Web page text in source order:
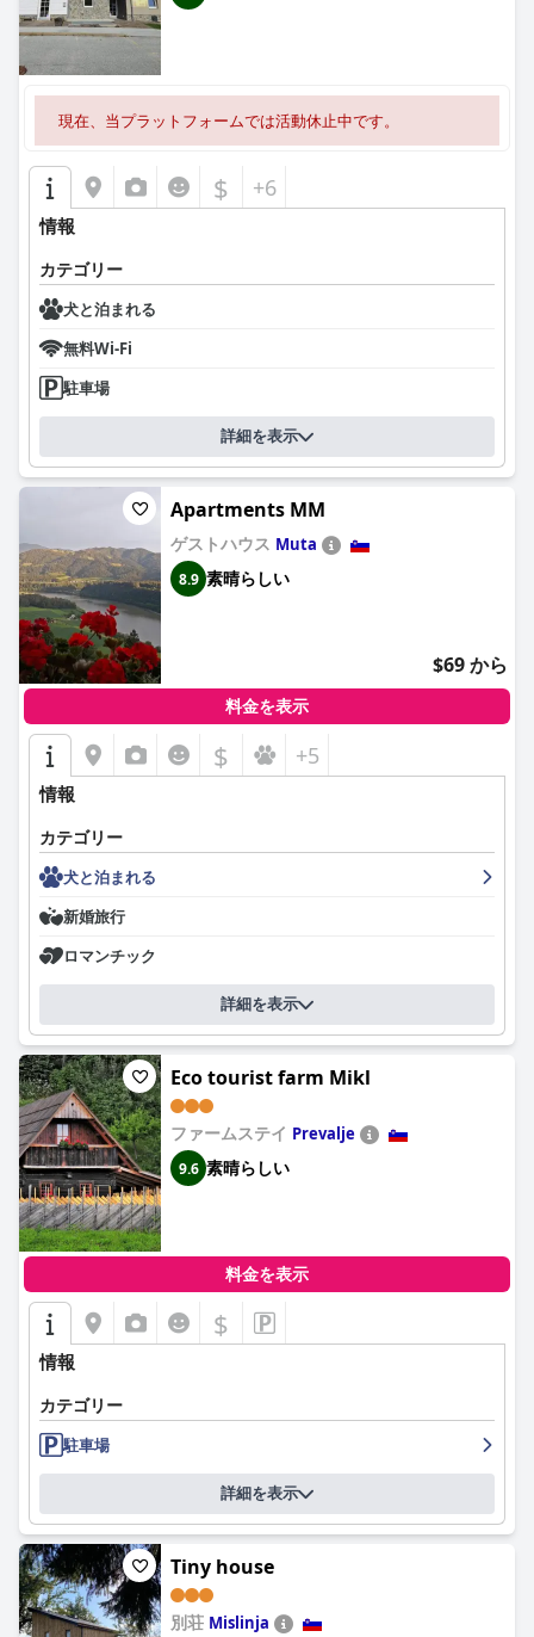
的な環境を作り出しています。
最後に、 Hotel & Hostel Marenberg Radlje
レンドリーさと親切さが高く評価されています。 スタッフとのや
温かい雰囲気を作り出しています。 全体として、このホテルは温
かく快適な体験を提供しており、旅行者にとって魅力的な選択肢
となっています。
現在、当プラットフォームでは活動休止中です。
$ +6
情報
カテゴリー
犬と泊まれる
無料Wi-Fi
駐車場
詳細を表示
Apartments MM
ゲストハウス Muta
8.9 素晴らしい
$69 から
料金を表示
$ +5
情報
カテゴリー
犬と泊まれる
新婚旅行
ロマンチック
詳細を表示
Eco tourist farm Mikl
ファームステイ Prevalje
9.6 素晴らしい
料金を表示
$
情報
カテゴリー
駐車場
詳細を表示
Tiny house
別荘 Mislinja